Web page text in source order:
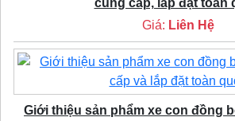
Giá: Liên Hệ
Giới thiệu sản phẩm xe con đồng